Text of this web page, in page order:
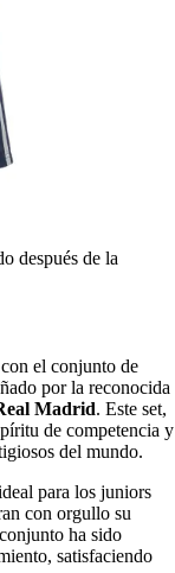
después de la
el conjunto de
por la reconocida
Madrid. Este set,
de competencia y
del mundo.
para los juniors
con orgullo su
ha sido
satisfaciendo